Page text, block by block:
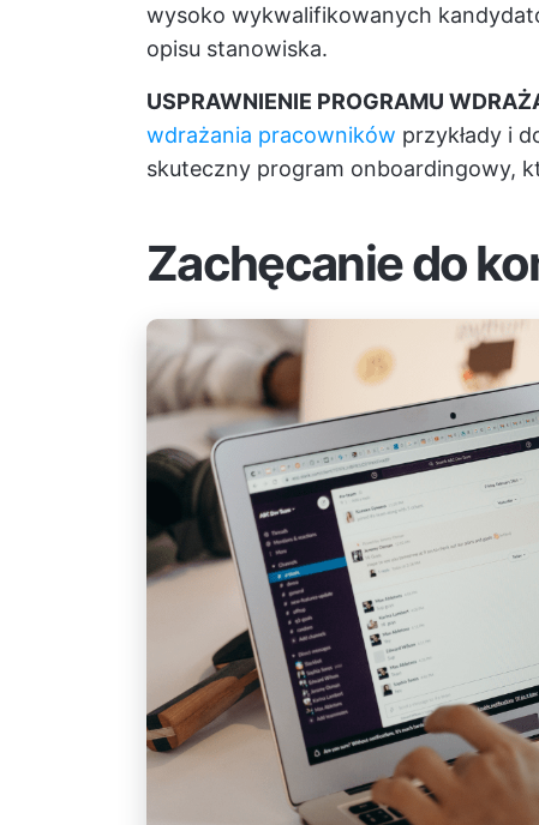
wysoko wykwalifikowanych
opisu stanowiska.
USPRAWNIENIE PROGRAMU
wdrażania pracowników przykłady i
skuteczny program onboardingowy,
Zachęcanie do